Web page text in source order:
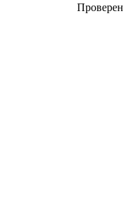
Проверен